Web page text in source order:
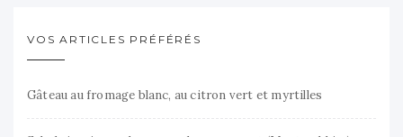
VOS ARTICLES PRÉFÉRÉS
Gâteau au fromage blanc, au citron vert et myrtilles